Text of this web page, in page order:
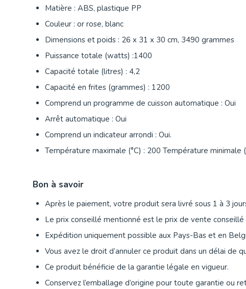
Matière : ABS, plastique PP
Couleur : or rose, blanc
Dimensions et poids : 26 x 31 x 30 cm, 3490 grammes
Puissance totale (watts) :1400
Capacité totale (litres) : 4,2
Capacité en frites (grammes) : 1200
Comprend un programme de cuisson automatique : Oui
Arrêt automatique : Oui
Comprend un indicateur arrondi : Oui.
Température maximale (°C) : 200 Température minimale
Bon à savoir
Après le paiement, votre produit sera livré sous 1 à 3
Le prix conseillé mentionné est le prix de vente
Expédition uniquement possible aux Pays-Bas et en
Vous avez le droit d’annuler ce produit dans un délai de
Ce produit bénéficie de la garantie légale en vigueur.
Conservez l’emballage d’origine pour toute garantie ou